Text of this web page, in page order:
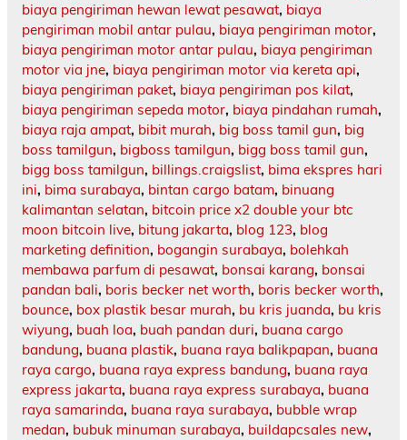
biaya pengiriman hewan lewat pesawat, biaya
pengiriman mobil antar pulau, biaya pengiriman motor,
biaya pengiriman motor antar pulau, biaya pengiriman
motor via jne, biaya pengiriman motor via kereta api,
biaya pengiriman paket, biaya pengiriman pos kilat,
biaya pengiriman sepeda motor, biaya pindahan rumah,
biaya raja ampat, bibit murah, big boss tamil gun, big
boss tamilgun, bigboss tamilgun, bigg boss tamil gun,
bigg boss tamilgun, billings.craigslist, bima ekspres hari
ini, bima surabaya, bintan cargo batam, binuang
kalimantan selatan, bitcoin price x2 double your btc
moon bitcoin live, bitung jakarta, blog 123, blog
marketing definition, bogangin surabaya, bolehkah
membawa parfum di pesawat, bonsai karang, bonsai
pandan bali, boris becker net worth, boris becker worth,
bounce, box plastik besar murah, bu kris juanda, bu kris
wiyung, buah loa, buah pandan duri, buana cargo
bandung, buana plastik, buana raya balikpapan, buana
raya cargo, buana raya express bandung, buana raya
express jakarta, buana raya express surabaya, buana
raya samarinda, buana raya surabaya, bubble wrap
medan, bubuk minuman surabaya, buildapcsales new,